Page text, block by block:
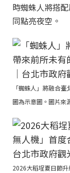
時蜘蛛人將搭
同點亮夜空。
「蜘蛛人」將融合
圖為示意圖。圖片來
2026大稻埕夏日節